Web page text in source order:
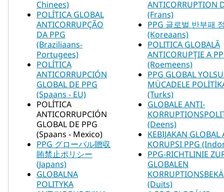
Chinees)
POLÍTICA GLOBAL
ANTICORRUPÇÃO
DA PPG
(Braziliaans-
Portugees)
POLÍTICA
ANTICORRUPCIÓN
GLOBAL DE PPG
(Spaans - EU)
POLÍTICA
ANTICORRUPCIÓN
GLOBAL DE PPG
(Spaans - Mexico)
PPG グローバル贈収
賄禁止ポリシー
(Japans)
GLOBALNA
POLITYKA
ANTICORRUPTION
(Frans)
PPG 글로벌 반부패
(Koreaans)
POLITICA GLOBALĂ
ANTICORUPŢIE A
(Roemeens)
PPG GLOBAL
MÜCADELE
(Turks)
GLOBALE ANTI-
(Deens)
KEBIJAKAN GLOBAL
KORUPSI PPG
PPG-RICHTLINIE
GLOBALEN
(Duits)